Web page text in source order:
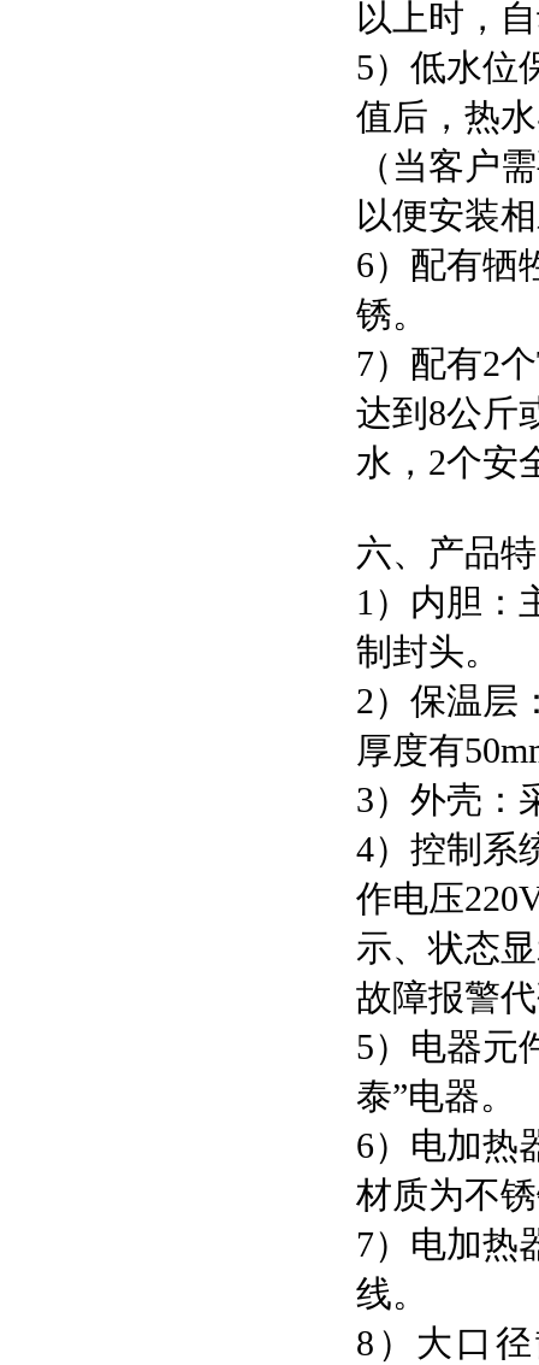
以上时，
5）低水位
值后，热
（当客户
以便安装
6）配有牺
锈。
7）配有2
达到8公斤
水，2个安
六、产品
1）内胆：
制封头。
2）保温层
厚度有
3）外壳：
4）控制系
作电压
示、状态
故障报警
5）电器元
泰”电器。
6）电加热
材质为不
7）电加热
线。
8）大口